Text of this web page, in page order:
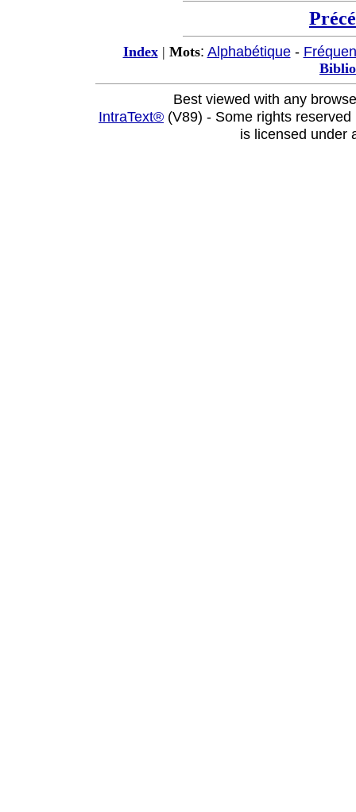
Index| Mots: Alphabétique-
Best viewed with any
IntraText® (V89) - Some rights
is licensed under